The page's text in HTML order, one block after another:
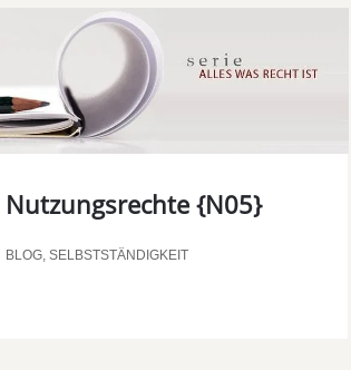
Nutzungsrechte {N05}
BLOG, SELBSTSTÄNDIGKEIT